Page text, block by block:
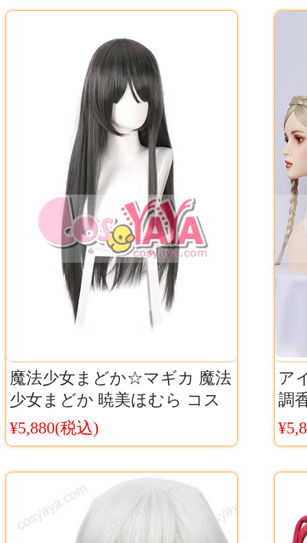
魔法少女まどか☆マギカ 魔法
少女まどか 暁美ほむら コス
プレウィッグ Cosyaya通販 送
料無料
¥5,880(税込)
ア
調
ト
通